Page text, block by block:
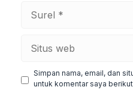
Simpan nama, email, dan
untuk komentar saya